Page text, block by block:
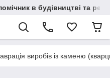
в будівництві та
виробів із каменю